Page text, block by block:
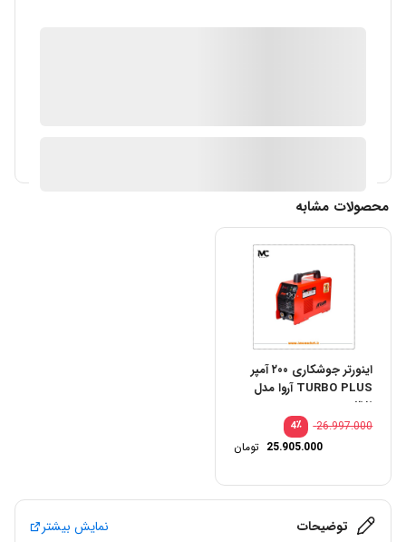
محصولات مشابه
اینورتر جوشکاری ۲۰۰ آمپر
TURBO PLUS آروا مدل
۲۱۸۱
٪4
26.997.000
25.905.000 تومان
توضیحات نمایش بیشتر